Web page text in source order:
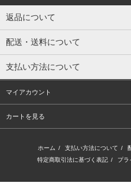
返品について
配送・送料について
支払い方法について
マイアカウント
カートを見る
ホーム / 支払い方法について /
特定商取引法に基づく表記 / プラ